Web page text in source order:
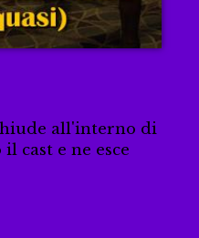
all'interno di
cast e ne esce